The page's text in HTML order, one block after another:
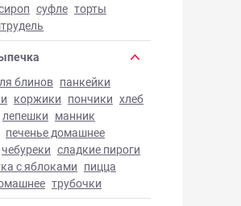
суфле торты
блинов панкейки
коржики пончики хлеб
лепешки манник
печенье домашнее
чебуреки сладкие пироги
с яблоками пицца
трубочки